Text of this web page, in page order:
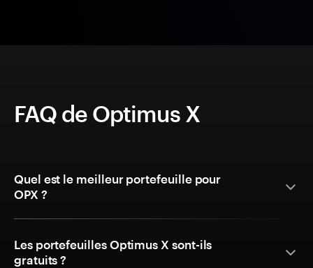
FAQ de Optimus X
Quel est le meilleur portefeuille pour
OPX ?
Les portefeuilles Optimus X sont-ils
gratuits ?